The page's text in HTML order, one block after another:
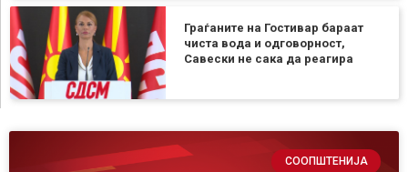
Граѓаните на Гостивар бараат
чиста вода и одговорност,
Савески не сака да реагира
СООПШТЕНИЈА